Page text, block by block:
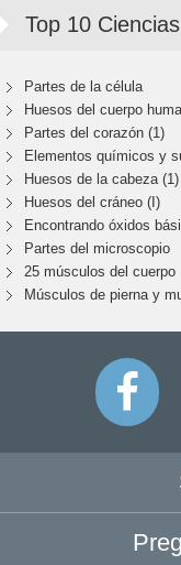
Top 10
Partes de la célula
Huesos del cuerpo
Partes del corazón (1)
Elementos químicos y
Huesos de la cabeza (1)
Huesos del cráneo (I)
Encontrando óxidos
Partes del microscopio
25 músculos del cuerpo
Músculos de pierna y